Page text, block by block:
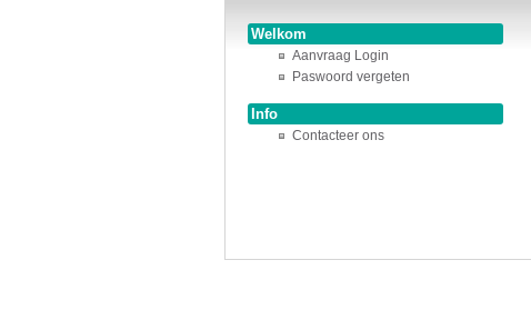
Welkom
Aanvraag Login
Paswoord vergeten
Info
Contacteer ons